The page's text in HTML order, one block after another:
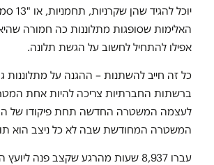
יוכל
האלימות שסופגות מתלוננות כה חמורה
אפילו להתחיל לחשוב על הגשת תלונה.
כל זה חייב להשתנות – ההגנה על מתלוננות
ברשתות החברתיות צריכה להיות אחת
לעצמה המשטרה החדשה תחת פיקודו של
המשטרה המחודשת שבה לא כל ניצב הוא
עברו 8,937 שעות מהרגע שקצב פנה